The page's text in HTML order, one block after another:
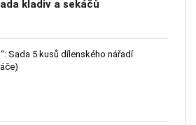
kladiv a sekáčů
Sada 5 kusů dílenského nářadí